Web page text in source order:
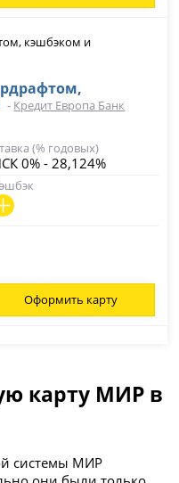
- Кредит Европа Банк
(% годовых)
0% - 28,124%
Оформить карту
карту МИР в
системы МИР